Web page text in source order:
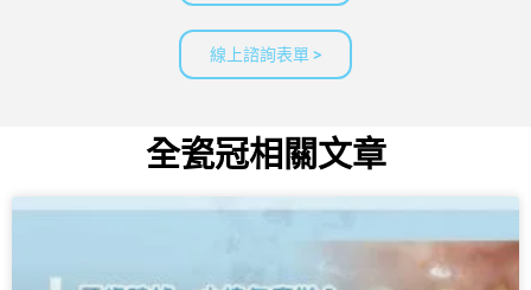
線上諮詢表單 >
全瓷冠相關文章